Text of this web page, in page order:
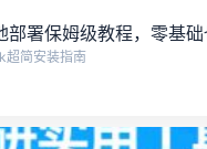
署保姆级教程，零基础
超简安装指南